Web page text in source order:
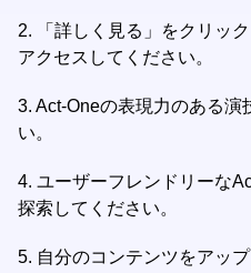
2.
「詳しく見る」をクリッ
アクセスしてください。
3. Act-Oneの表現力のある演
い。
4. ユーザーフレンドリーな
探索してください。
5. 自分のコンテンツをアッ